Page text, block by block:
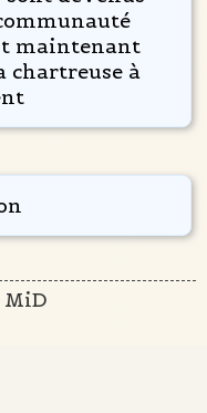
maintenant
chartreuse à
MiD